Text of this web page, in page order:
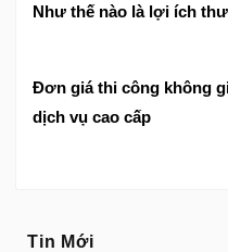
Như thế nào là lợi ích
Đơn giá thi công không
dịch vụ cao cấp
Tin Mới